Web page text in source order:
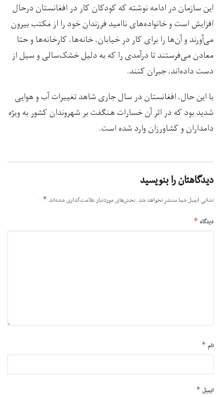
این سازمان در ادامه نوشته که کودکان کار در افغانستان درحال
افزایش است و خانواده‌های ناامید فرزندان خود را از مکتب بیرون
می‌آورند و آن‌ها را برای کار در خیابان، خانه‌ها، کارخانه‌ها و حتا
معادن می‌فرستند تا درآمدی را که به دلیل خشک‌سالی و سیل از
دست داده‌اند، جبران کنند.
با این حال، افغانستان در سال جاری شاهد تغییرات آب و هوایی
شدید بود که در اثر آن خسارات هنگفت بر شهروندان کشور به ویژه
دامداران و کشاورزان وارد شده است.
دیدگاهتان را بنویسید
نشانی ایمیل شما منتشر نخواهد شد. بخش‌های موردنیاز علامت‌گذاری شده‌اند *
دیدگاه *
نام *
ایمیل *